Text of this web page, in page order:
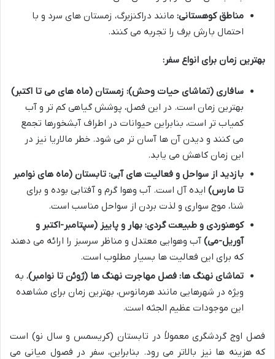
مناطق کوهستانی: مانند دراکنزبرگ، زمستان های سرد و با
احتمال بارش برف را تجربه می کنند.
بهترین زمان برای انواع سفر:
سافاری (تماشای حیات وحش): زمستان (ماه های می تا اکتبر)
بهترین زمان است. در این فصل، پوشش گیاهی کم تر و آب
کمیاب تر است، بنابراین حیوانات در اطراف آبشخورها تجمع
می کنند و دیدن آن ها آسان تر می شود. خطر مالاریا نیز در
این زمان کاهش می یابد.
بازدید از سواحل و فعالیت های آبی: تابستان (ماه های نوامبر
تا مارس) ایده آل است. آب وهوا گرم و آفتابی بوده و برای
شنا، موج سواری و لذت بردن از سواحل مناسب است.
کوهنوردی و طبیعت گردی: بهار و پاییز (سپتامبر-اکتبر و
آوریل-می) آب وهوایی معتدل و مناظر سرسبز را ارائه می دهند
که برای این فعالیت ها بسیار مطلوب است.
تماشای نهنگ ها: فصل مهاجرت نهنگ ها (ژوئن تا نوامبر)، به
ویژه در شهرهایی مانند هرمانوس، بهترین زمان برای مشاهده
این موجودات عظیم الجثه است.
فصل اوج گردشگری معمولاً در تابستان (کریسمس و سال نو) است
که هزینه ها نیز بالاتر می رود. بنابراین، سفر در فصول میانی می